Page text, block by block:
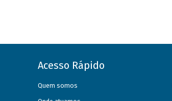
Acesso Rápido
Quem somos